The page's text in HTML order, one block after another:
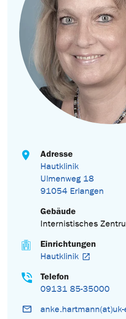
Adresse
Hautklinik
Ulmenweg 18
91054 Erlangen
Gebäude
Internistisches
Einrichtungen
Hautklinik
Telefon
09131 85-35000